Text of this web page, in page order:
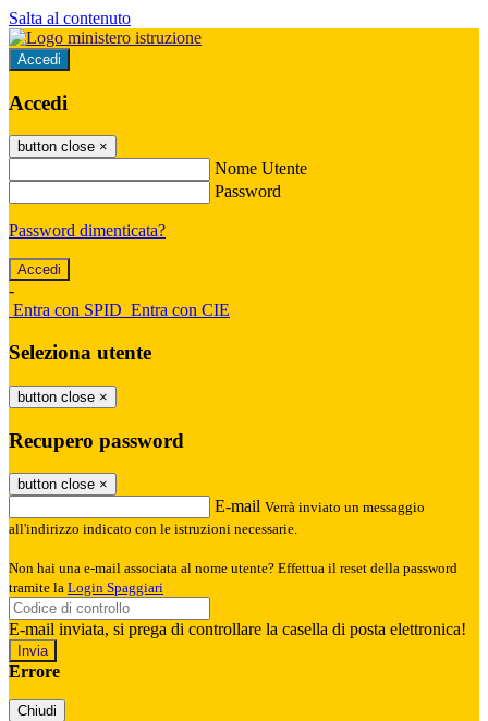
Salta al contenuto
Accedi
Accedi
button close ×
Nome Utente
Password
Password dimenticata?
-
Entra con SPID Entra con CIE
Seleziona utente
button close ×
Recupero password
button close ×
E-mail Verrà inviato un messaggio
all'indirizzo indicato con le istruzioni necessarie.
Non hai una e-mail associata al nome utente? Effettua il reset della password
tramite la Login Spaggiari
E-mail inviata, si prega di controllare la casella di posta elettronica!
Errore
Chiudi